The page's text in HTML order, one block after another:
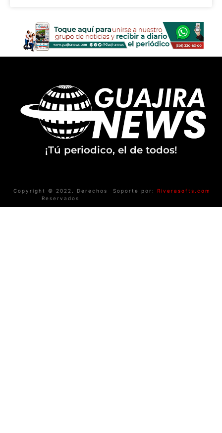
¡Tú periodico, el de todos!
Copyright © 2022. Derechos
Reservados
Soporte por: Riverasofts.com